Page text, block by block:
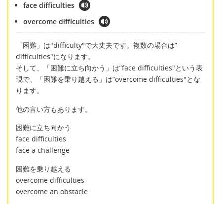
face difficulties
overcome difficulties
「困難」は"difficulty"で大丈夫です。複数の場合は”
difficulties"になります。
そして、「困難に立ち向かう」は”face difficulties"という表
現で、「困難を乗り越える」は”overcome difficulties"とな
ります。
他の言い方もあります。
困難に立ち向かう
face difficulties
face a challenge
困難を乗り越える
overcome difficulties
overcome an obstacle